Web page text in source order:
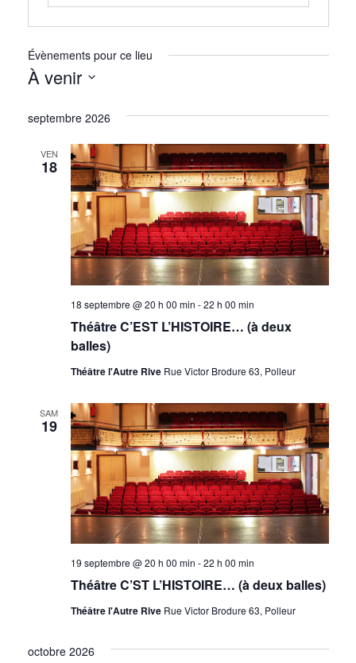
Évènements pour ce lieu
À venir
une
septembre 2026
VEN
18
Théâtre C’EST L’HISTOIRE… (à deux
balles)
18 septembre @ 20 h 00 min -22 h 00 min
Théâtre l'Autre Rive Rue Victor Brodure 63, Polleur
SAM
19
Théâtre C’ST L’HISTOIRE… (à deux balles)
19 septembre @ 20 h 00 min -22 h 00 min
Théâtre l'Autre Rive Rue Victor Brodure 63, Polleur
octobre 2026